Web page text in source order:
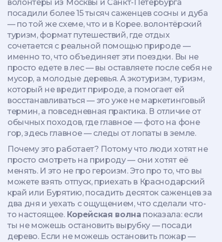
волонтёры из Москвы и Санкт-Петербурга
посадили более 15 тысяч саженцев сосны и дуба
— по той же схеме, что и в Корее. волонтёрский
туризм, формат путешествий, где отдых
сочетается с реальной помощью природе —
именно то, что объединяет эти поездки. Вы не
просто едете в лес — вы оставляете после себя не
мусор, а молодые деревья. Аэкотуризм, туризм,
который не вредит природе, а помогает ей
восстанавливаться — это уже не маркетинговый
термин, а повседневная практика. В отличие от
обычных походов, где главное — фото на фоне
гор, здесь главное — следы от лопаты в земле.
Почему это работает? Потому что люди хотят не
просто смотреть на природу — они хотят её
менять. И это не про героизм. Это про то, что вы
можете взять отпуск, приехать в Краснодарский
край или Бурятию, посадить десяток саженцев за
два дня и уехать с ощущением, что сделали что-
то настоящее. Корейская волна показала: если
ты не можешь остановить вырубку — посади
дерево. Если не можешь остановить пожар —